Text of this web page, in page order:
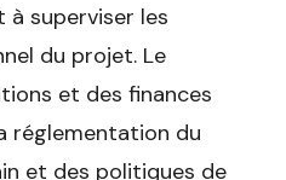
superviser les
du projet. Le
et des finances
réglementation du
et des politiques de